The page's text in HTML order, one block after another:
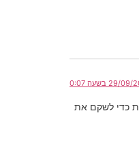
בשעה 0:07
כדי לשקם את